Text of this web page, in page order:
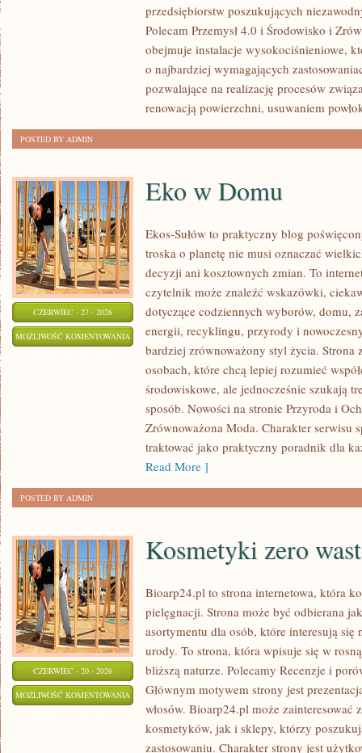
przedsiębiorstw poszukujących
Polecam Przemysł 4.0 i Środowisko i
obejmuje instalacje wysokociśnieniowe,
o najbardziej wymagających
pozwalające na realizację procesów
renowacją powierzchni, usuwaniem
POSTED BY ADMIN
CZERWIEC - 27 - 2026
MOŻLIWOŚĆ KOMENTOWANIA
DOMU
Eko w Domu
Ekos-Sułów to praktyczny blog
troska o planetę nie musi oznaczać
decyzji ani kosztownych zmian. To
czytelnik może znaleźć wskazówki,
dotyczące codziennych wyborów, domu,
energii, recyklingu, przyrody i
bardziej zrównoważony styl życia. Strona
osobach, które chcą lepiej rozumieć
środowiskowe, ale jednocześnie szukają
sposób. Nowości na stronie Przyroda i
Zrównoważona Moda. Charakter serwisu
traktować jako praktyczny poradnik dla
Read More ]
POSTED BY ADMIN
CZERWIEC - 20 - 2026
MOŻLIWOŚĆ KOMENTOWANIA KOSMETYKI
ZERO
WASTE
Kosmetyki zero
Bioarp24.pl to strona internetowa, która
pielęgnacji. Strona może być odbierana
asortymentu dla osób, które interesują się
urody. To strona, która wpisuje się w
bliższą naturze. Polecamy Recenzje i
Głównym motywem strony jest
włosów. Bioarp24.pl może zainteresować
kosmetyków, jak i sklepy, którzy
zastosowaniu. Charakter strony jest